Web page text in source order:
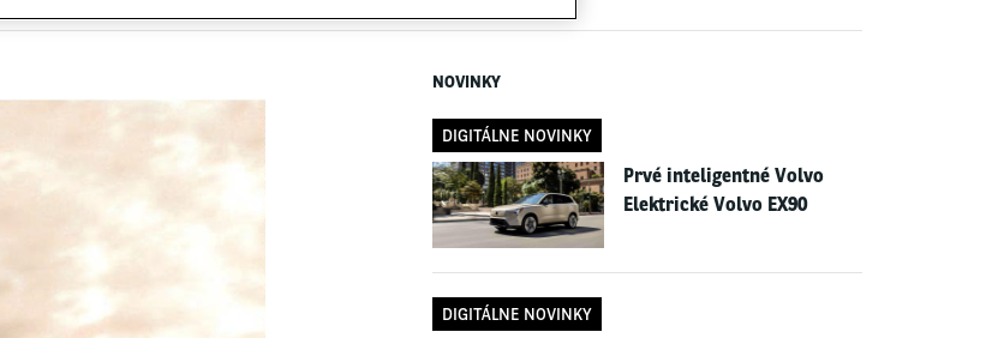
NOVINKY
DIGITÁLNE NOVINKY
Prvé inteligentné Volvo
Elektrické Volvo EX90
DIGITÁLNE NOVINKY